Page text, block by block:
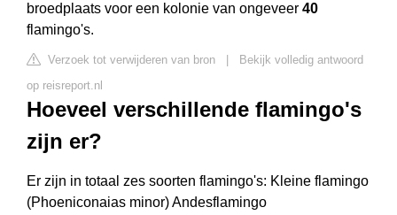
broedplaats voor een kolonie van ongeveer 40
flamingo's.
Verzoek tot verwijderen van bron
Bekijk volledig antwoord
op reisreport.nl
Hoeveel verschillende flamingo's
zijn er?
Er zijn in totaal zes soorten flamingo's: Kleine flamingo
(Phoeniconaias minor) Andesflamingo